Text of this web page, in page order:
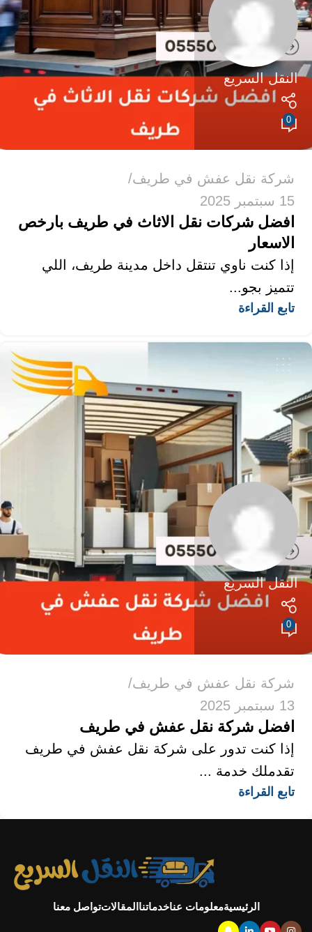
النقل السريع
0
شركة نقل عفش في طريف
15 سبتمبر 2025
افضل شركات نقل الاثاث في طريف بارخص
الاسعار
إذا كنت ناوي تنتقل داخل مدينة طريف، اللي
تتميز بجو...
تابع القراءة
النقل السريع
0
شركة نقل عفش في طريف
13 سبتمبر 2025
افضل شركة نقل عفش في طريف
إذا كنت تدور على شركة نقل عفش في طريف
تقدملك خدمة ...
تابع القراءة
الرئيسيةمعلومات عناخدماتنا المقالاتتواصل معنا